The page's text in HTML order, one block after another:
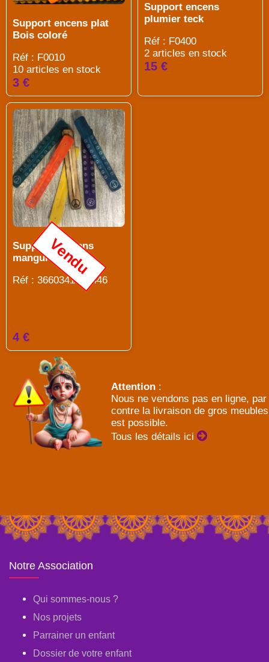
Support encens plat
Bois coloré
Réf : F0010
10 articles en stock
3 €
Support encens
plumier teck
Réf : F0400
2 articles en stock
15 €
Suppport encens
manguier Ohm
Réf : 3660341696446
Vendu
4 €
Attention :
Nous ne vendons pas en ligne, par
contre la livraison de gros meubles
est possible.
Tous les détails ici
Notre Association
Qui sommes-nous ?
Nos projets
Parrainer un enfant
Dossier de votre enfant